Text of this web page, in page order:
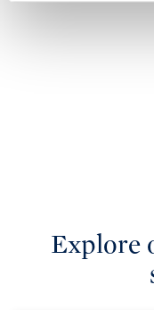
Explore